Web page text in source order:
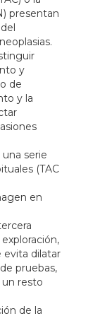
presentan
y
de
y la
serie
(TAC
en
evita dilatar
pruebas,
un resto
de la